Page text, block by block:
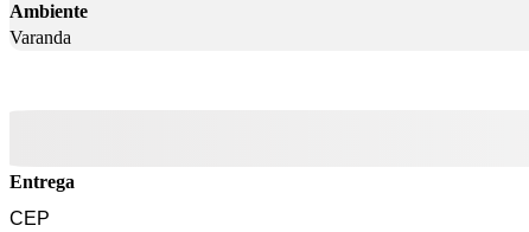
Ambiente
Varanda
Entrega